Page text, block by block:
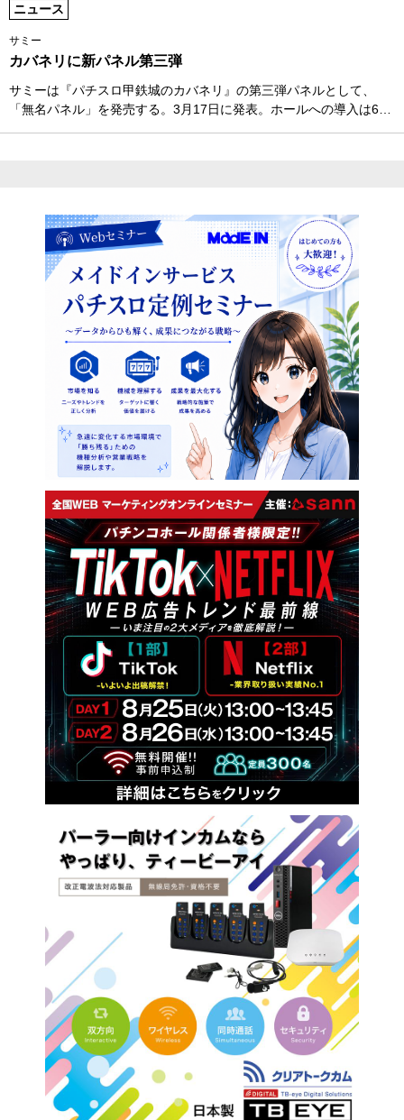
ニュース
サミー
カバネリに新パネル第三弾
サミーは『パチスロ甲鉄城のカバネリ』の第三弾パネルとして、
「無名パネル」を発売する。3月17日に発表。ホールへの導入は6…